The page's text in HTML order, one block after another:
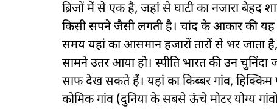
ब्रिजों में से एक है, जहां से घाटी का नजारा बेहद
किसी सपने जैसी लगती है। चांद के आकार की
समय यहां का आसमान हजारों तारों से भर जाता
सामने उतर आया हो। स्पीति भारत की उन
साफ देख सकते हैं। यहां का किब्बर गांव,
कोमिक गांव (दुनिया के सबसे ऊंचे मोटर योग्य